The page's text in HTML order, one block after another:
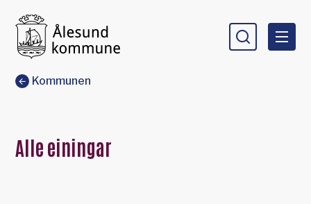
Du er her:
Kommunen
Alle einingar